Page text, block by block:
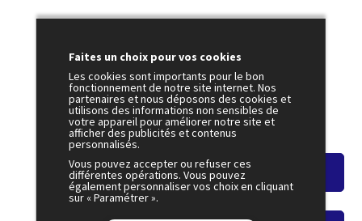
19:00
PLÉNIÈRE 10
L’Europe peut-elle être souveraine ?
Amphi 2
Voir le résumé
Faites un choix pour vos cookies
Les cookies sont importants pour le bon
fonctionnement de notre site internet. Nos
partenaires et nous déposons des cookies et
utilisons des informations non sensibles de
votre appareil pour améliorer notre site et
afficher des publicités et contenus
personnalisés.
Vous pouvez accepter ou refuser ces
différentes opérations. Vous pouvez
également personnaliser vos choix en cliquant
sur « Paramétrer ».